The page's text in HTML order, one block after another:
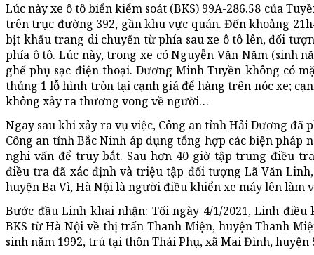
Lúc này xe ô tô biển kiểm soát (BKS) 99A-286.58 của
trên trục đường 392, gần khu vực quán. Đến khoảng
bịt khẩu trang di chuyển từ phía sau xe ô tô lên, đối
phía ô tô. Lúc này, trong xe có Nguyễn Văn Năm (sinh
ghế phụ sạc điện thoại. Dương Minh Tuyền không có
thủng 1 lỗ hình tròn tại cạnh giá để hàng trên nóc xe;
không xảy ra thương vong về người…
Ngay sau khi xảy ra vụ việc, Công an tỉnh Hải Dương đã
Công an tỉnh Bắc Ninh áp dụng tổng hợp các biện pháp
nghi vấn để truy bắt. Sau hơn 40 giờ tập trung điều
điều tra đã xác định và triệu tập đối tượng Lã Văn
huyện Ba Vì, Hà Nội là người điều khiển xe máy lên làm
Bước đầu Linh khai nhận: Tối ngày 4/1/2021, Linh
BKS từ Hà Nội về thị trấn Thanh Miện, huyện Thanh
sinh năm 1992, trú tại thôn Thái Phụ, xã Mai Đình, huyện